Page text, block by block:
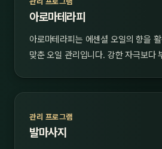
아로마테라피
아로마테라피는 에센셜 오일의 향을
맞춘 오일 관리입니다. 강한 자극보다
관리 프로그램
발마사지